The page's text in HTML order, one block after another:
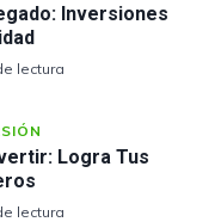
Inversiones
lectura
Logra Tus
lectura